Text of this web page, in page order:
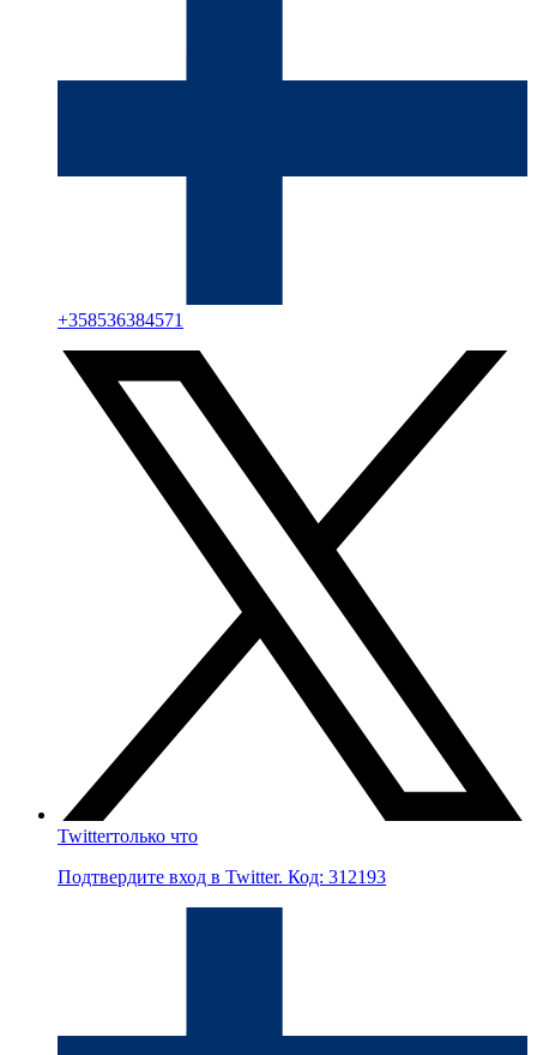
+358536384571
Twitterтолько что
Подтвердите вход в Twitter. Код: 312193